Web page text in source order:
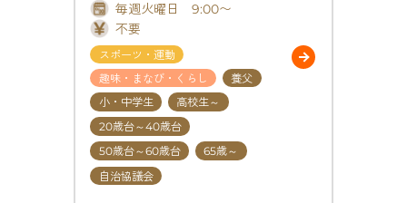
毎週火曜日 9:00〜
不要
スポーツ・運動
趣味・まなび・くらし
養父
小・中学生
高校生～
20歳台～40歳台
50歳台～60歳台
65歳～
自治協議会